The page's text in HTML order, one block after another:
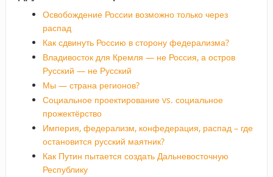
Освобождение России возможно только через
распад
Как сдвинуть Россию в сторону федерализма?
Владивосток для Кремля — не Россия, а остров
Русский — не Русский
Мы — страна регионов?
Социальное проектирование vs. социальное
прожектёрство
Империя, федерализм, конфедерация, распад – где
остановится русский маятник?
Как Путин пытается создать Дальневосточную
Республику